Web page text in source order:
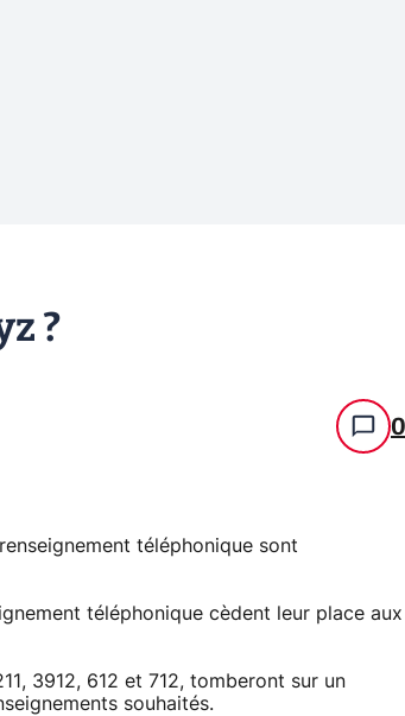
?
0
téléphonique sont
téléphonique cèdent leur place aux
3912, 612 et 712, tomberont sur un
souhaités.